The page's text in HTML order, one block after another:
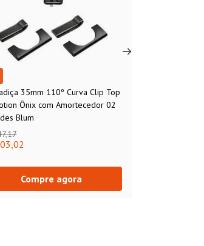
35mm 110º Curva Clip Top
Ônix com Amortecedor 02
Blum
Compre agora